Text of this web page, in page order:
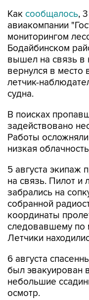
Как сообщалось,
авиакомпании
мониторингом
Бодайбинском
вышел на связь в
вернулся в место
летчик-
судна.
В поисках
задействовано
Работы
низкая
5 августа экипаж
на связь. Пилот и
забрались на
собранной
координаты
следовавшему по
Летчики
6 августа
был эвакуирован
небольшие
осмотр.